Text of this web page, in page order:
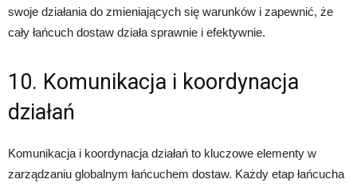
swoje działania do zmieniających się warunków i zapewnić, że
cały łańcuch dostaw działa sprawnie i efektywnie.
10. Komunikacja i koordynacja
działań
Komunikacja i koordynacja działań to kluczowe elementy w
zarządzaniu globalnym łańcuchem dostaw. Każdy etap łańcucha